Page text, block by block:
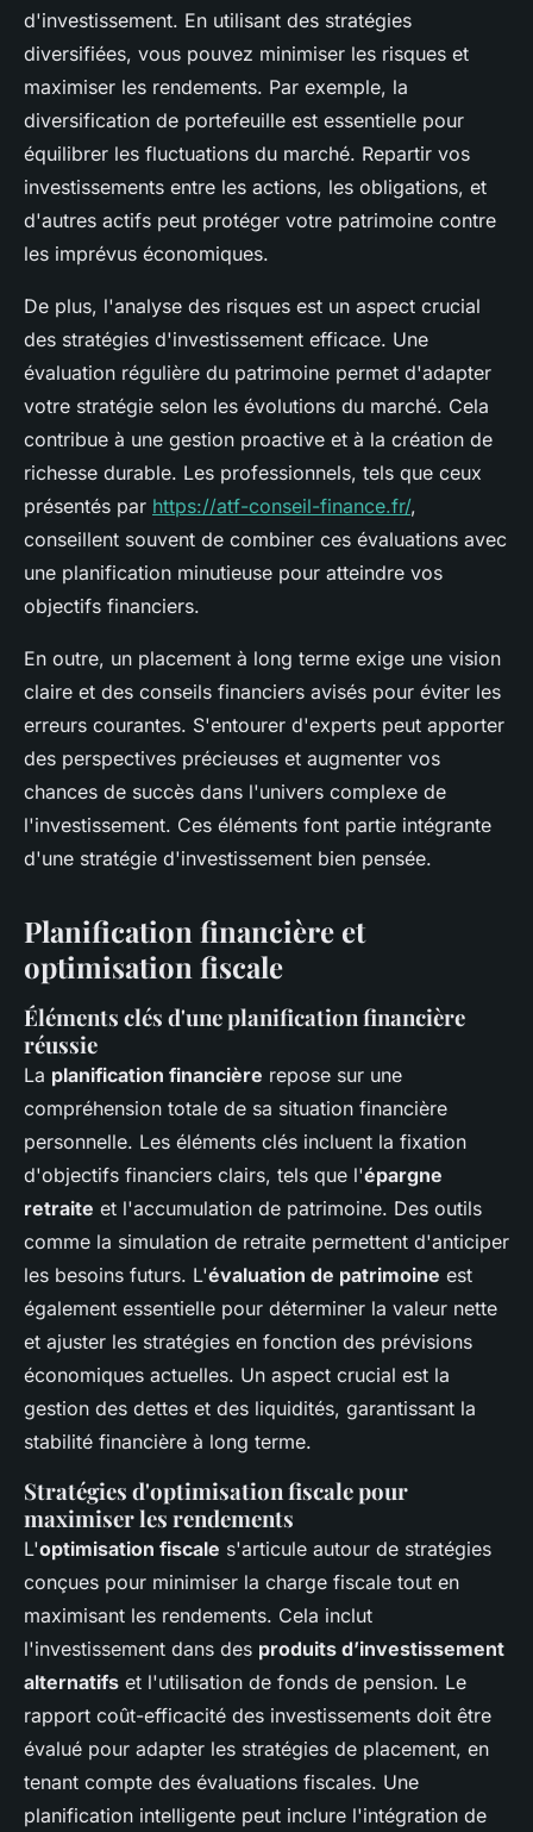
d'investissement. En utilisant des stratégies
diversifiées, vous pouvez minimiser les risques et
maximiser les rendements. Par exemple, la
diversification de portefeuille est essentielle pour
équilibrer les fluctuations du marché. Repartir vos
investissements entre les actions, les obligations, et
d'autres actifs peut protéger votre patrimoine contre
les imprévus économiques.
De plus, l'analyse des risques est un aspect crucial
des stratégies d'investissement efficace. Une
évaluation régulière du patrimoine permet d'adapter
votre stratégie selon les évolutions du marché. Cela
contribue à une gestion proactive et à la création de
richesse durable. Les professionnels, tels que ceux
présentés par https://atf-conseil-finance.fr/,
conseillent souvent de combiner ces évaluations avec
une planification minutieuse pour atteindre vos
objectifs financiers.
En outre, un placement à long terme exige une vision
claire et des conseils financiers avisés pour éviter les
erreurs courantes. S'entourer d'experts peut apporter
des perspectives précieuses et augmenter vos
chances de succès dans l'univers complexe de
l'investissement. Ces éléments font partie intégrante
d'une stratégie d'investissement bien pensée.
Planification financière et
optimisation fiscale
Éléments clés d'une planification financière
réussie
La planification financière repose sur une
compréhension totale de sa situation financière
personnelle. Les éléments clés incluent la fixation
d'objectifs financiers clairs, tels que l'épargne
retraite et l'accumulation de patrimoine. Des outils
comme la simulation de retraite permettent d'anticiper
les besoins futurs. L'évaluation de patrimoine est
également essentielle pour déterminer la valeur nette
et ajuster les stratégies en fonction des prévisions
économiques actuelles. Un aspect crucial est la
gestion des dettes et des liquidités, garantissant la
stabilité financière à long terme.
Stratégies d'optimisation fiscale pour
maximiser les rendements
L'optimisation fiscale s'articule autour de stratégies
conçues pour minimiser la charge fiscale tout en
maximisant les rendements. Cela inclut
l'investissement dans des produits d’investissement
alternatifs et l'utilisation de fonds de pension. Le
rapport coût-efficacité des investissements doit être
évalué pour adapter les stratégies de placement, en
tenant compte des évaluations fiscales. Une
planification intelligente peut inclure l'intégration de